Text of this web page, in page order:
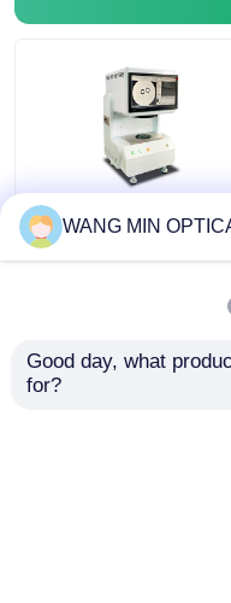
220V電子ビデオ測定
工業検出のための
WANG MIN
Good day, what
for?